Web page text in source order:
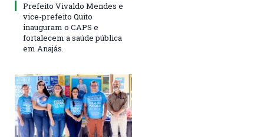
Prefeito Vivaldo Mendes e
vice-prefeito Quito
inauguram o CAPS e
fortalecem a saúde pública
em Anajás.